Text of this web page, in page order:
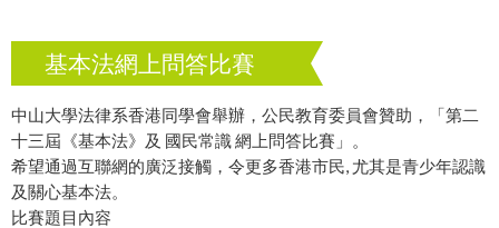
基本法網上問答比賽
中山大學法律系香港同學會舉辦，公民教育委員會贊助，「第二
十三屆《基本法》及 國民常識 網上問答比賽」。
希望通過互聯網的廣泛接觸，令更多香港市民, 尤其是青少年認識
及關心基本法。
比賽題目內容